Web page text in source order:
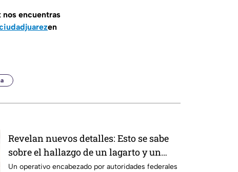
nos encuentras
en
Revelan nuevos detalles: Esto se sabe
sobre el hallazgo de un lagarto y un
tigre de bengala en un autolavado de
Un operativo encabezado por autoridades federales